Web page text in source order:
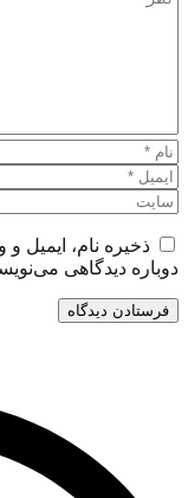
ذخیره نام، ایمیل
دوباره دیدگاهی